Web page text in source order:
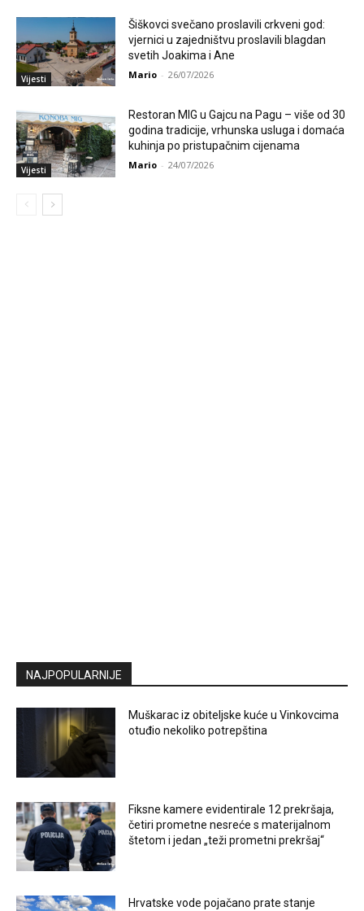
Vijesti
Šiškovci svečano proslavili crkveni god:
vjernici u zajedništvu proslavili blagdan
svetih Joakima i Ane
Mario - 26/07/2026
Vijesti
Restoran MIG u Gajcu na Pagu – više od 30
godina tradicije, vrhunska usluga i domaća
kuhinja po pristupačnim cijenama
Mario - 24/07/2026
NAJPOPULARNIJE
Muškarac iz obiteljske kuće u Vinkovcima
otuđio nekoliko potrepština
Fiksne kamere evidentirale 12 prekršaja,
četiri prometne nesreće s materijalnom
štetom i jedan „teži prometni prekršaj“
Hrvatske vode pojačano prate stanje